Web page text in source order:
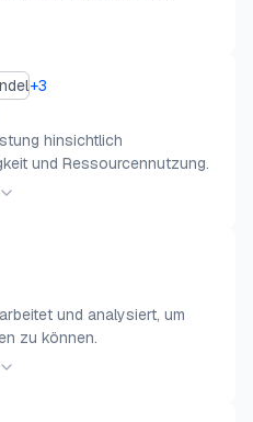
+3
hinsichtlich
und Ressourcennutzung.
und analysiert, um
zu können.